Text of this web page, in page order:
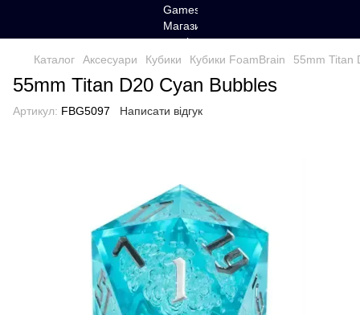
Каталог Аксесуари Кубики Кубики FoamBrain 55mm Titan
55mm Titan D20 Cyan Bubbles
Артикул: FBG5097 Написати відгук